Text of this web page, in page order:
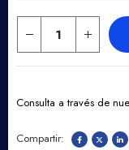
Consulta a través de